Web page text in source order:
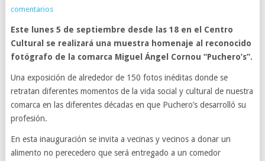
comentarios
Este lunes 5 de septiembre desde las 18 en el Centro
Cultural se realizará una muestra homenaje al reconocido
fotógrafo de la comarca Miguel Ángel Cornou “Puchero’s”.
Una exposición de alrededor de 150 fotos inéditas donde se
retratan diferentes momentos de la vida social y cultural de nuestra
comarca en las diferentes décadas en que Puchero’s desarrolló su
profesión.
En esta inauguración se invita a vecinas y vecinos a donar un
alimento no perecedero que será entregado a un comedor